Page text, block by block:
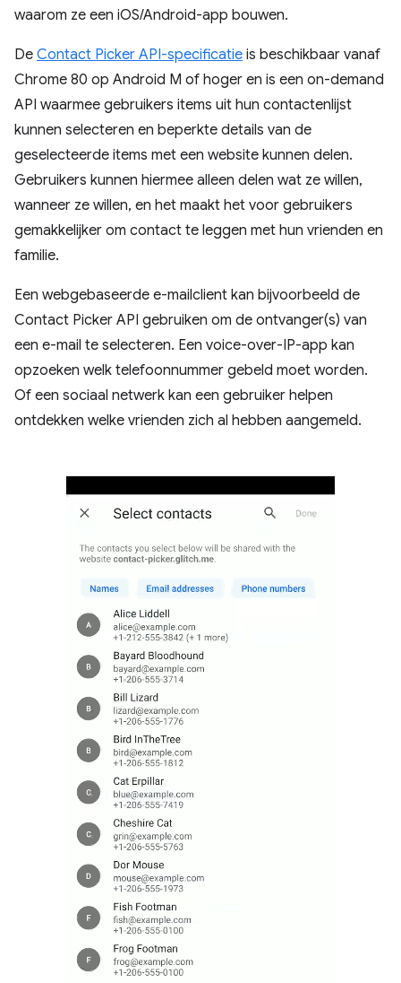
waarom ze een iOS/Android-app bouwen.
De Contact Picker API-specificatie is beschikbaar vanaf
Chrome 80 op Android M of hoger en is een on-demand
API waarmee gebruikers items uit hun contactenlijst
kunnen selecteren en beperkte details van de
geselecteerde items met een website kunnen delen.
Gebruikers kunnen hiermee alleen delen wat ze willen,
wanneer ze willen, en het maakt het voor gebruikers
gemakkelijker om contact te leggen met hun vrienden en
familie.
Een webgebaseerde e-mailclient kan bijvoorbeeld de
Contact Picker API gebruiken om de ontvanger(s) van
een e-mail te selecteren. Een voice-over-IP-app kan
opzoeken welk telefoonnummer gebeld moet worden.
Of een sociaal netwerk kan een gebruiker helpen
ontdekken welke vrienden zich al hebben aangemeld.